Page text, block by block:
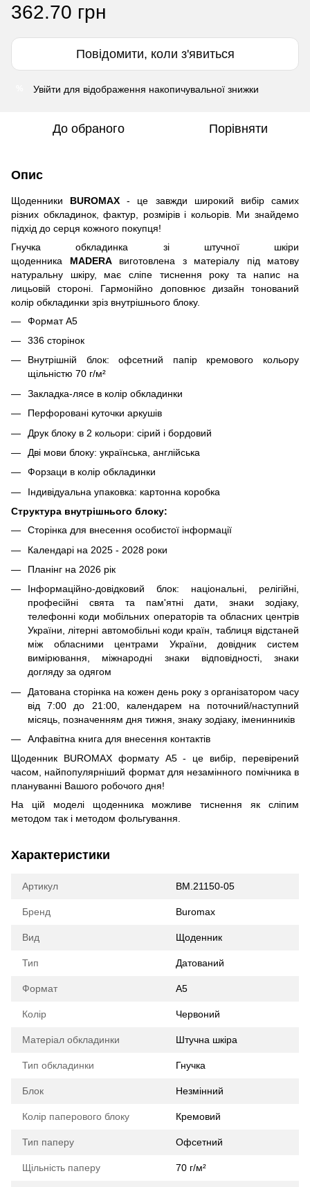
362.70 грн
Повідомити, коли з'явиться
Увійти для відображення накопичувальної знижки
До обраного Порівняти
Опис
Щоденники BUROMAX - це завжди широкий вибір самих
різних обкладинок, фактур, розмірів і кольорів. Ми знайдемо
підхід до серця кожного покупця!
Гнучка обкладинка зі штучної шкіри
щоденника
MADERA
виготовлена з матеріалу під матову
натуральну шкіру, має сліпе тиснення року та напис на
лицьовій стороні. Гармонійно доповнює дизайн тонований
колір обкладинки зріз внутрішнього блоку.
Формат А5
336 сторінок
Внутрішній блок: офсетний папір кремового кольору
щільністю 70 г/м²
Закладка-лясе в колір обкладинки
Перфоровані куточки аркушів
Друк блоку в 2 кольори: сірий і бордовий
Дві мови блоку: українська, англійська
Форзаци в колір обкладинки
Індивідуальна упаковка: картонна коробка
Структура внутрішнього блоку:
Сторінка для внесення особистої інформації
Календарі на 2025 - 2028 роки
Планінг на 2026 рік
Інформаційно-довідковий блок: національні, релігійні,
професійні свята та пам'ятні дати, знаки зодіаку,
телефонні коди мобільних операторів та обласних центрів
України, літерні автомобільні коди країн, таблиця відстаней
між обласними центрами України, довідник систем
вимірювання, міжнародні знаки відповідності, знаки
догляду за одягом
Датована сторінка на кожен день року з організатором часу
від 7:00 до 21:00, календарем на поточний/наступний
місяць, позначенням дня тижня, знаку зодіаку, іменинників
Алфавітна книга для внесення контактів
Щоденник BUROMAX формату А5 - це вибір, перевірений
часом, найпопулярніший формат для незамінного помічника в
плануванні Вашого робочого дня!
На цій моделі щоденника можливе тиснення як сліпим
методом так і методом фольгування.
Характеристики
Артикул BM.21150-05
Бренд Buromax
Вид Щоденник
Тип Датований
Формат А5
Колір Червоний
Матеріал обкладинки Штучна шкіра
Тип обкладинки Гнучка
Блок Незмінний
Колір паперового блоку Кремовий
Тип паперу Офсетний
Щільність паперу 70 г/м²